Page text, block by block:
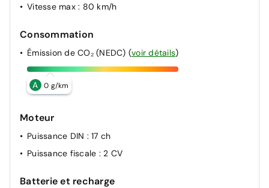
Vitesse max : 80 km/h
Consommation
Émission de CO₂ (NEDC) (voir détails)
A 0 g/km
Moteur
Puissance DIN : 17 ch
Puissance fiscale : 2 CV
Batterie et recharge